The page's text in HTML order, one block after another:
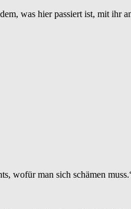
was hier passiert ist, mit ihr
wofür man sich schämen